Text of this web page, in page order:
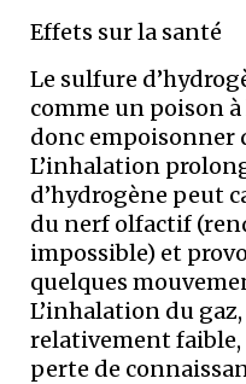
Effets sur la santé
Le sulfure
comme un poison
donc empoisonner
L’inhalation
d’hydrogène peut
du nerf olfactif
impossible) et
quelques
L’inhalation du
relativement
perte de